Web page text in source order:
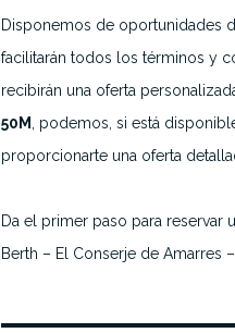
Disponemos de oportunidades
facilitarán todos los términos y
recibirán una oferta
50M
, podemos, si está
proporcionarte una oferta
Da el primer paso para reservar
Berth – El Conserje de Amarres
Todos los
Marinas